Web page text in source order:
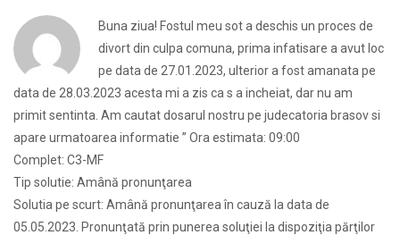
Buna ziua! Fostul meu sot a deschis un proces de
divort din culpa comuna, prima infatisare a avut loc
pe data de 27.01.2023, ulterior a fost amanata pe
data de 28.03.2023 acesta mi a zis ca s a incheiat, dar nu am
primit sentinta. Am cautat dosarul nostru pe judecatoria brasov si
apare urmatoarea informatie ” Ora estimata: 09:00
Complet: C3-MF
Tip solutie: Amână pronunţarea
Solutia pe scurt: Amână pronunţarea în cauză la data de
05.05.2023. Pronunţată prin punerea soluţiei la dispoziţia părţilor